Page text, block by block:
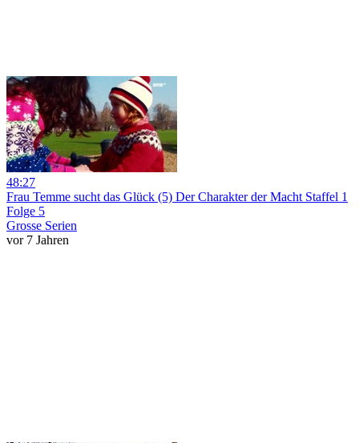
48:27
Frau Temme sucht das Glück (5) Der Charakter der Macht Staffel 1
Folge 5
Grosse Serien
vor 7 Jahren